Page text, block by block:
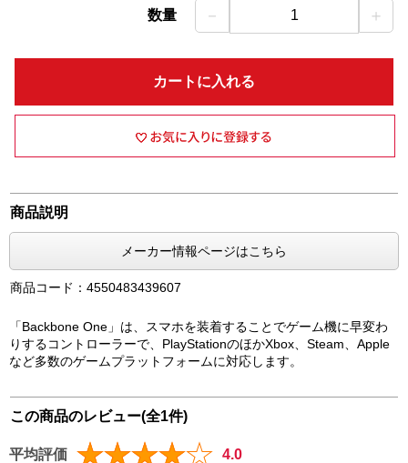
数量 － 1 ＋
カートに入れる
商品説明
メーカー情報ページはこちら
商品コード：4550483439607
「Backbone One」は、スマホを装着することでゲーム機に早変わ
りするコントローラーで、PlayStationのほかXbox、Steam、Apple
など多数のゲームプラットフォームに対応します。
この商品のレビュー(全1件)
平均評価 4.0